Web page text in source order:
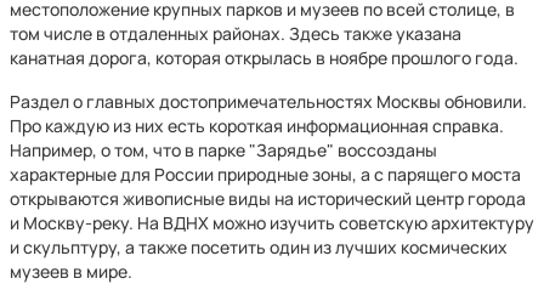
местоположение крупных парков и музеев по всей столице, в
том числе в отдаленных районах. Здесь также указана
канатная дорога, которая открылась в ноябре прошлого года.
Раздел о главных достопримечательностях Москвы обновили.
Про каждую из них есть короткая информационная справка.
Например, о том, что в парке "Зарядье" воссозданы
характерные для России природные зоны, а с парящего моста
открываются живописные виды на исторический центр города
и Москву-реку. На ВДНХ можно изучить советскую архитектуру
и скульптуру, а также посетить один из лучших космических
музеев в мире.